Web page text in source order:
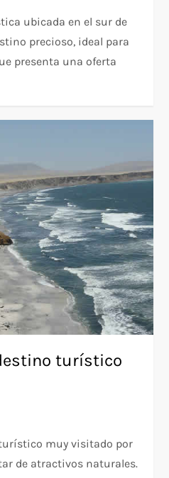
ubicada en el sur de
precioso, ideal para
presenta una oferta
turístico
muy visitado por
de atractivos naturales.